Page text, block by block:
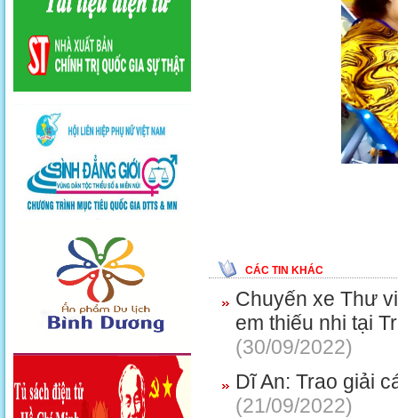
CÁC TIN KHÁC
Chuyến xe Thư
em thiếu nhi tại
(30/09/2022)
Dĩ An: Trao giải
(21/09/2022)